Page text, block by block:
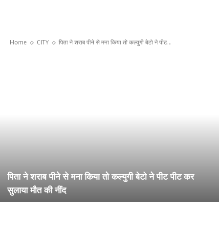
Home CITY पिता ने शराब पीने से मना किया तो कल्युगी बेटो ने पीट...
पिता ने शराब पीने से मना किया तो कल्युगी बेटो ने पीट पीट कर
सुलाया मौत की नींद